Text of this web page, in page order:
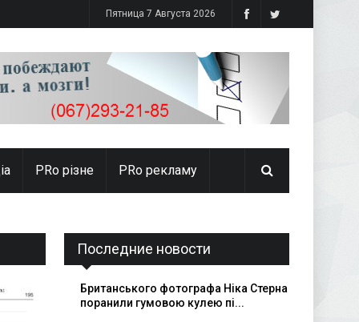
Пятница 7 Августа 2026
PRо різне PRo рекламу
Последние новости
Британського фотографа Ніка Стерна
поранили гумовою кулею пі...